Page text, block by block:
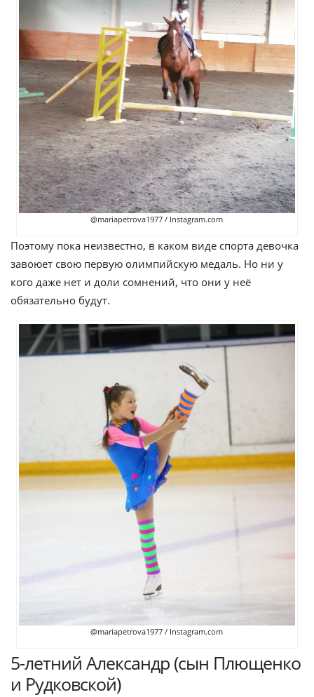
@mariapetrova1977 / Instagram.com
Поэтому пока неизвестно, в каком виде спорта девочка
завоюет свою первую олимпийскую медаль. Но ни у
кого даже нет и доли сомнений, что они у неё
обязательно будут.
@mariapetrova1977 / Instagram.com
5-летний Александр (сын Плющенко
и Рудковской)